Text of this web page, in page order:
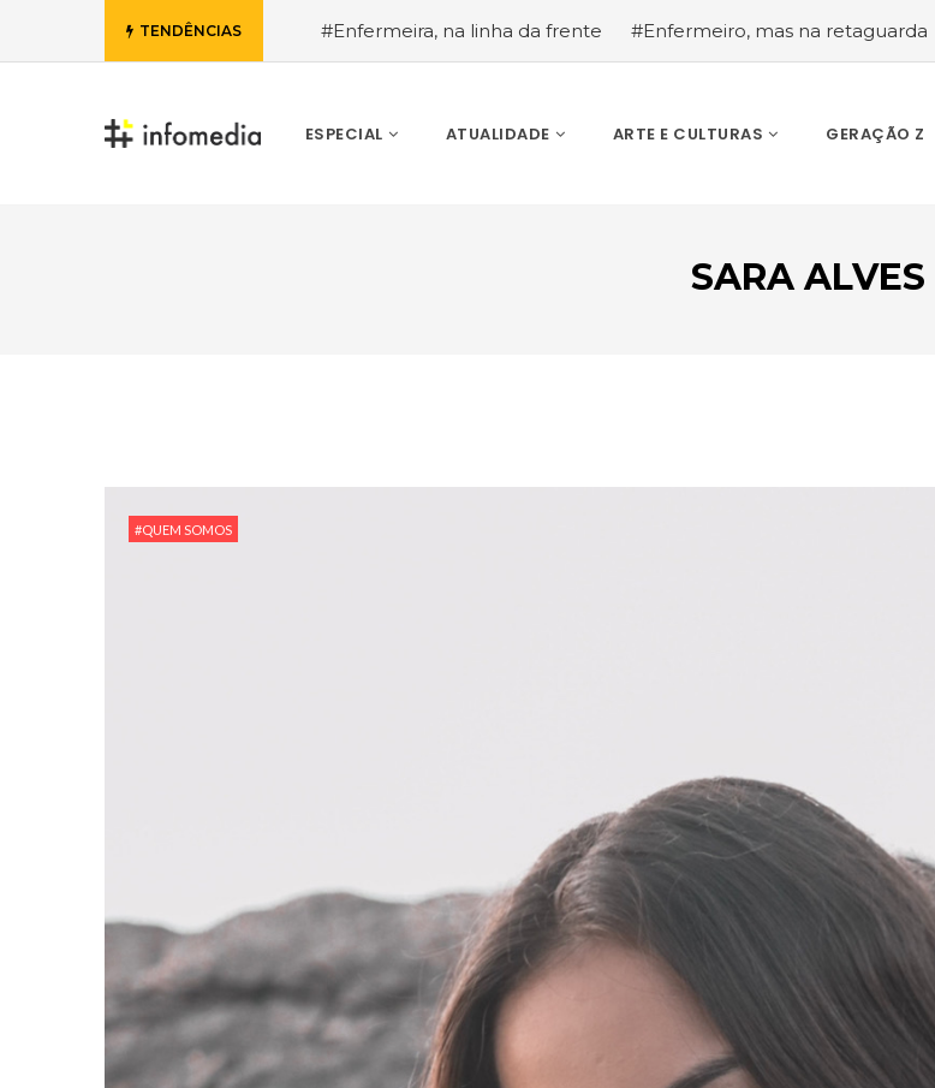
TENDÊNCIAS #Enfermeira, na linha da frente #Enfermeiro, mas na retaguarda
ESPECIAL ATUALIDADE ARTE E CULTURAS GERAÇÃO Z
SARA ALVES
#QUEM SOMOS